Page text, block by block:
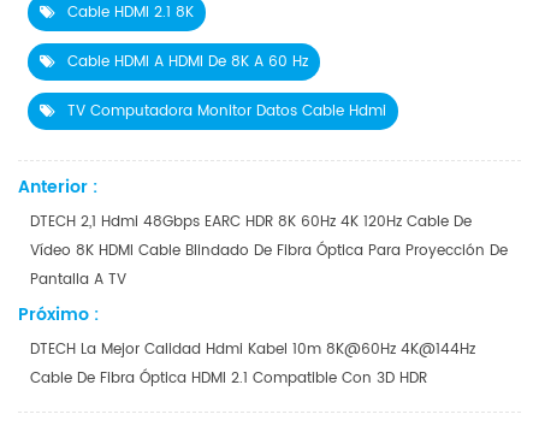
Cable HDMI 2.1 8K
Cable HDMI A HDMI De 8K A 60 Hz
TV Computadora Monitor Datos Cable Hdmi
Anterior :
DTECH 2,1 Hdmi 48Gbps EARC HDR 8K 60Hz 4K 120Hz Cable De
Vídeo 8K HDMI Cable Blindado De Fibra Óptica Para Proyección De
Pantalla A TV
Próximo :
DTECH La Mejor Calidad Hdmi Kabel 10m 8K@60Hz 4K@144Hz
Cable De Fibra Óptica HDMI 2.1 Compatible Con 3D HDR